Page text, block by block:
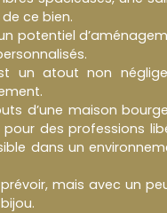
ce bien.
potentiel
un atout non
d’une maison
des professions
dans un
mais avec un